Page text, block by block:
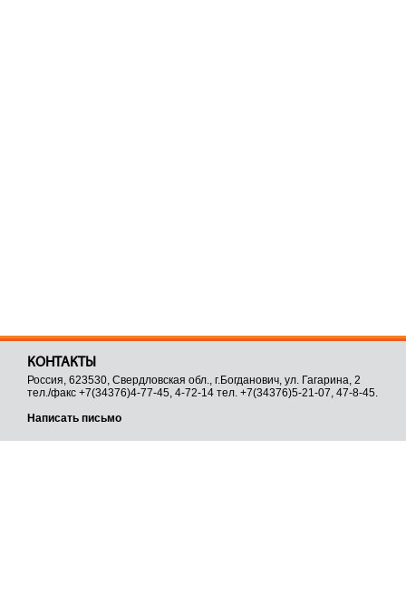
КОНТАКТЫ
Россия, 623530, Свердловская обл., г.Богданович, ул. Гагарина, 2
тел./факс +7(34376)4-77-45, 4-72-14 тел. +7(34376)5-21-07, 47-8-45.
Написать письмо